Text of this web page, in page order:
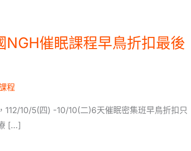
NGH催眠課程早鳥折扣最後
程
112/10/5(四) -10/10(二)6天催眠密集班早鳥折扣只
[…]